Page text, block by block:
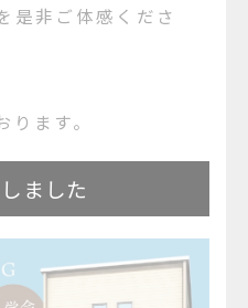
是非ご体感くださ
ます。
ました